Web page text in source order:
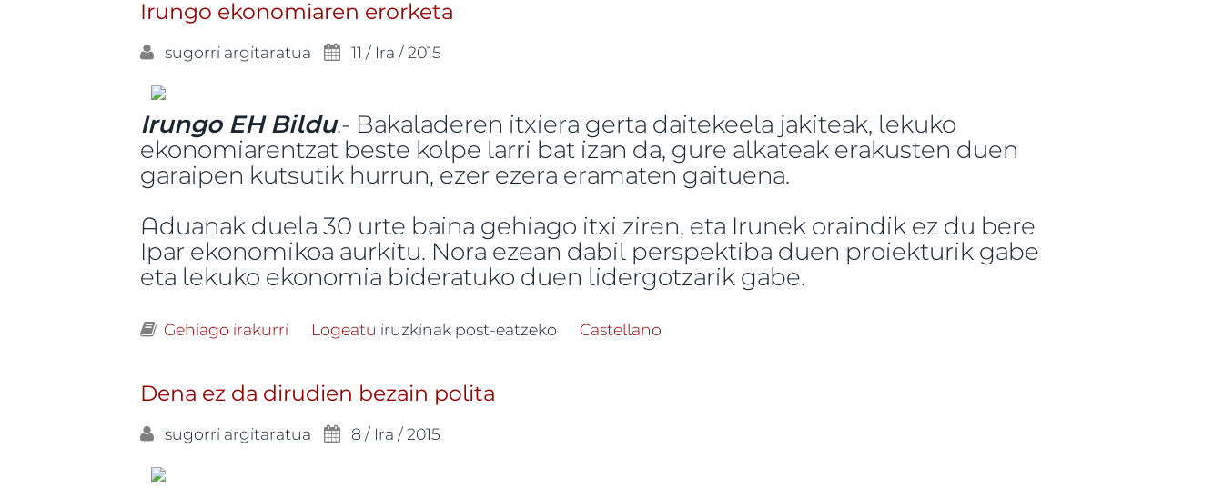
Irungo ekonomiaren erorketa
sugorri argitaratua 11 / Ira / 2015
Irungo EH Bildu.- Bakaladeren itxiera gerta daitekeela jakiteak, lekuko
ekonomiarentzat beste kolpe larri bat izan da, gure alkateak erakusten duen
garaipen kutsutik hurrun, ezer ezera eramaten gaituena.
Aduanak duela 30 urte baina gehiago itxi ziren, eta Irunek oraindik ez du bere
Ipar ekonomikoa aurkitu. Nora ezean dabil perspektiba duen proiekturik gabe
eta lekuko ekonomia bideratuko duen lidergotzarik gabe.
Gehiago irakurri Irungo ekonomiaren erorketa -ri buruz
Logeatu iruzkinak post-eatzeko Castellano
Dena ez da dirudien bezain polita
sugorri argitaratua 8 / Ira / 2015